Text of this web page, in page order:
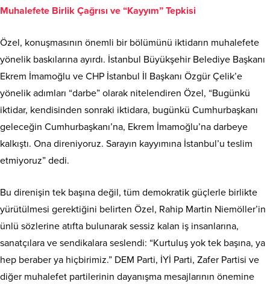
Muhalefete Birlik Çağrısı ve “Kayyım” Tepkisi
Özel, konuşmasının önemli bir bölümünü iktidarın muhalefete
yönelik baskılarına ayırdı. İstanbul Büyükşehir Belediye Başkanı
Ekrem İmamoğlu ve CHP İstanbul İl Başkanı Özgür Çelik’e
yönelik adımları “darbe” olarak nitelendiren Özel, “Bugünkü
iktidar, kendisinden sonraki iktidara, bugünkü Cumhurbaşkanı
geleceğin Cumhurbaşkanı’na, Ekrem İmamoğlu’na darbeye
kalkıştı. Ona direniyoruz. Sarayın kayyımına İstanbul’u teslim
etmiyoruz” dedi.
Bu direnişin tek başına değil, tüm demokratik güçlerle birlikte
yürütülmesi gerektiğini belirten Özel, Rahip Martin Niemöller’in
ünlü sözlerine atıfta bulunarak sessiz kalan iş insanlarına,
sanatçılara ve sendikalara seslendi: “Kurtuluş yok tek başına, ya
hep beraber ya hiçbirimiz.” DEM Parti, İYİ Parti, Zafer Partisi ve
diğer muhalefet partilerinin dayanışma mesajlarının önemine